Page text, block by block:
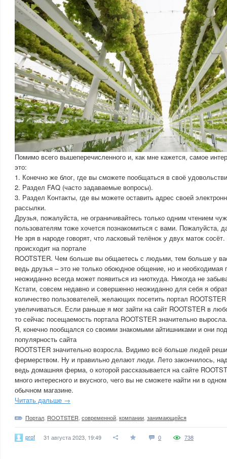
Помимо всего вышеперечисленного и, как мне кажется, самое
это:
1. Конечно же блог, где вы сможете пообщаться в своё
2. Раздел FAQ (часто задаваемые вопросы).
3. Раздел Контакты, где вы можете оставить адрес своей
рассылки.
Друзья, пожалуйста, не ограничивайтесь только одним чтением
пользователям тоже хочется познакомиться с вами. Пожалуйста,
Не зря в народе говорят, что ласковый телёнок у двух маток
происходит на портале
ROOTSTER. Чем больше вы общаетесь с людьми, тем больше у
ведь друзья – это не только обоюдное общение, но и необходимая
неожиданно всегда может появиться из ниоткуда. Никогда не
Кстати, совсем недавно и совершенно неожиданно для себя я
количество пользователей, желающих посетить портал
увеличиваться. Если раньше я мог зайти на сайт ROOTSTER в
то сейчас посещаемость портала ROOTSTER значительно выросла.
Я, конечно пообщался со своими знакомыми айтишниками и они
популярность сайта
ROOTSTER значительно возросла. Видимо всё больше людей
фермерством. Ну и правильно делают люди. Лето закончилось,
ведь домашняя ферма, о которой рассказывается на сайте
много интересного и вкусного, чего вы не сможете найти ни в
обычном магазине.
Читать дальше →
Портал ROOTSTER современной компании занимающейся
prof 31 августа 2023, 19:49 0 738